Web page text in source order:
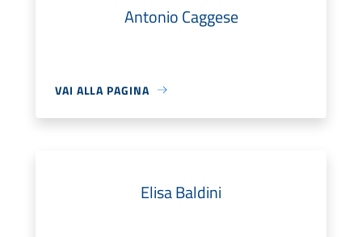
Antonio Caggese
VAI ALLA PAGINA
Elisa Baldini